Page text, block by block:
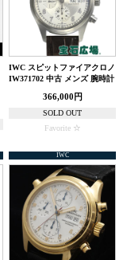
IWC スピットファイアクロノ
IW371702 中古 メンズ 腕時計
366,000円
SOLD OUT
Favorite
IWC